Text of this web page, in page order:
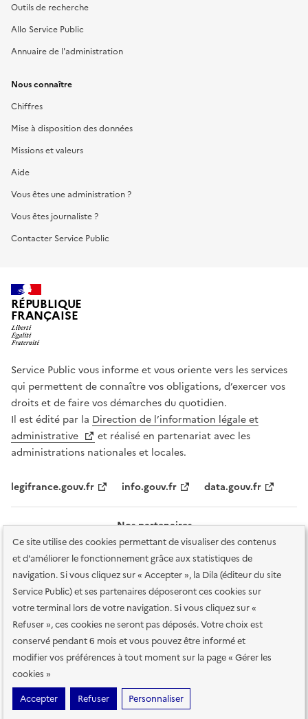
Ce site utilise des cookies permettant de visualiser des contenus
et d'améliorer le fonctionnement grâce aux statistiques de
navigation. Si vous cliquez sur « Accepter », la Dila (éditeur du site
Service Public) et ses partenaires déposeront ces cookies sur
votre terminal lors de votre navigation. Si vous cliquez sur «
Refuser », ces cookies ne seront pas déposés. Votre choix est
conservé pendant 6 mois et vous pouvez être informé et
modifier vos préférences à tout moment sur la page « Gérer les
cookies »
Accepter
Refuser Personnaliser
Outils de recherche
Allo Service Public
Annuaire de l'administration
Nous connaître
Chiffres
Mise à disposition des données
Missions et valeurs
Aide
Vous êtes une administration ?
Vous êtes journaliste ?
Contacter Service Public
RÉPUBLIQUE
FRANÇAISE
Service Public vous informe et vous oriente vers les services
qui permettent de connaître vos obligations, d’exercer vos
droits et de faire vos démarches du quotidien.
Il est édité par la Direction de l’information légale et
administrative
et réalisé en partenariat avec les
administrations nationales et locales.
legifrance.gouv.fr info.gouv.fr data.gouv.fr
Nos partenaires
Plan du site Accessibilité : totalement conforme
Accessibilité des
services en ligne Mentions légales Données personnelles et sécurité
Conditions générales d'utilisation Gestion des cookies
Sauf mention contraire, tous les contenus de ce site sont sous
etalab-2.0